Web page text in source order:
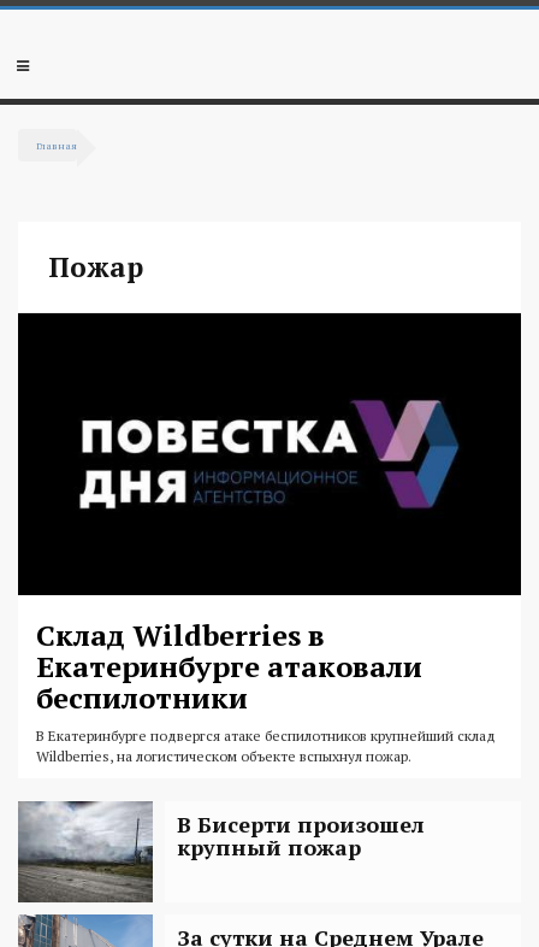
Перейти к основному содержанию
Мобильное
Главная
Пожар
Склад Wildberries в
Екатеринбурге атаковали
беспилотники
В Екатеринбурге подвергся атаке беспилотников крупнейший склад
Wildberries, на логистическом объекте вспыхнул пожар.
В Бисерти произошел
крупный пожар
За сутки на Среднем Урале